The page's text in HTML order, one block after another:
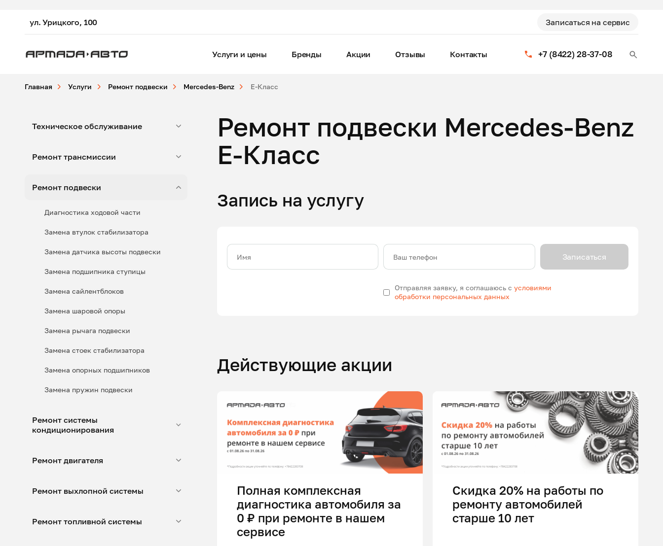
ул. Урицкого, 100 Записаться на сервис
+7 (8422) 28-37-08
Услуги и цены Бренды Акции Отзывы Контакты
Главная Услуги Ремонт подвески Mercedes-Benz E-Класс
Техническое обслуживание
Ремонт трансмиссии
Ремонт подвески
Диагностика ходовой части
Замена втулок стабилизатора
Замена датчика высоты подвески
Замена подшипника ступицы
Замена сайлентблоков
Замена шаровой опоры
Замена рычага подвески
Замена стоек стабилизатора
Замена опорных подшипников
Замена пружин подвески
Ремонт системы
кондиционирования
Ремонт двигателя
Ремонт выхлопной системы
Ремонт топливной системы
Ремонт подвески Mercedes-Benz
E-Класс
Запись на услугу
Имя Ваш телефон
Отправляя заявку, я соглашаюсь сусловиями
обработки персональных данных
Записаться
Действующие акции
Полная комплексная
диагностика автомобиля за
0 ₽ при ремонте в нашем
сервисе
Скидка 20% на работы по
ремонту автомобилей
старше 10 лет